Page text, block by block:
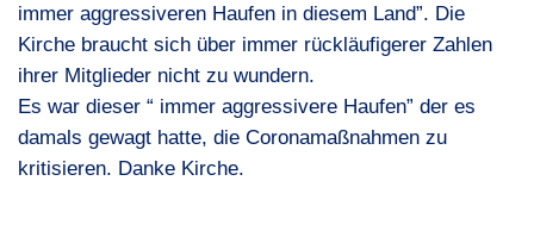
immer aggressiveren Haufen in diesem Land”. Die
Kirche braucht sich über immer rückläufigerer Zahlen
ihrer Mitglieder nicht zu wundern.
Es war dieser “ immer aggressivere Haufen” der es
damals gewagt hatte, die Coronamaßnahmen zu
kritisieren. Danke Kirche.